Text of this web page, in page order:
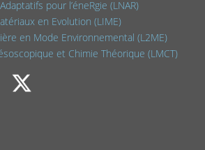
pour l’éneRgie (LNAR)
en Evolution (LIME)
en Mode Environnemental (L2ME)
et Chimie Théorique (LMCT)